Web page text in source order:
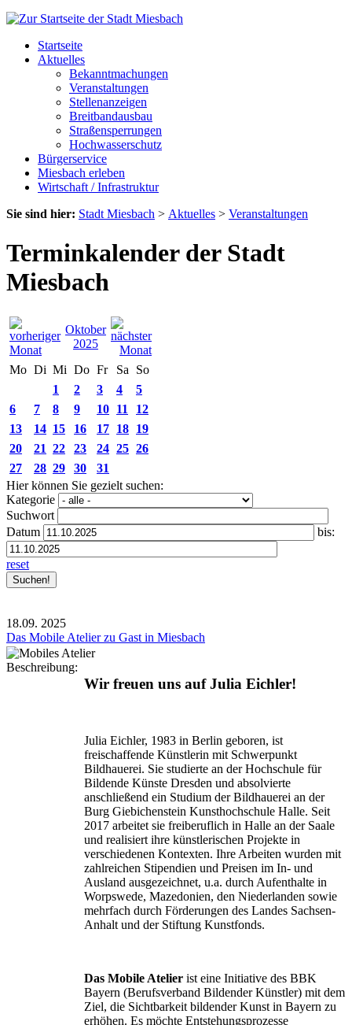
Startseite
Aktuelles
Bekanntmachungen
Veranstaltungen
Stellenanzeigen
Breitbandausbau
Straßensperrungen
Hochwasserschutz
Bürgerservice
Miesbach erleben
Wirtschaft / Infrastruktur
Sie sind hier: Stadt Miesbach > Aktuelles > Veranstaltungen
Terminkalender der Stadt
Miesbach
Oktober
2025
Mo Di Mi Do Fr Sa
So
1
2 3 4
5
6
7 8 9 10 11
12
13
14 15 16 17 18 19
20
21 22 23 24 25 26
27
28 29 30
31
Hier können Sie gezielt suchen:
Kategorie
Suchwort
Datum
bis:
reset
18.09. 2025
Das Mobile Atelier zu Gast in Miesbach
Beschreibung:
Wir freuen uns auf Julia Eichler!
Julia Eichler, 1983 in Berlin geboren, ist
freischaffende Künstlerin mit Schwerpunkt
Bildhauerei. Sie studierte an der Hochschule für
Bildende Künste Dresden und absolvierte
anschließend ein Studium der Bildhauerei an der
Burg Giebichenstein Kunsthochschule Halle. Seit
2017 arbeitet sie freiberuflich in Halle an der Saale
und realisiert ihre künstlerischen Projekte in
verschiedenen Kontexten. Ihre Arbeiten wurden mit
zahlreichen Stipendien und Preisen im In- und
Ausland ausgezeichnet, u.a. durch Aufenthalte in
Worpswede, Mazedonien, den Niederlanden sowie
mehrfach durch Förderungen des Landes Sachsen-
Anhalt und der Stiftung Kunstfonds.
Das Mobile Atelier ist eine Initiative des BBK
Bayern (Berufsverband Bildender Künstler) mit dem
Ziel, die Sichtbarkeit bildender Kunst in Bayern zu
erhöhen. Es möchte Entstehungsprozesse